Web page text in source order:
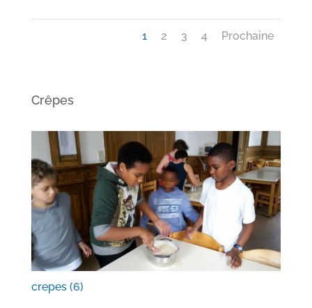
1 2 3 4 Prochaine
Crêpes
crepes (6)